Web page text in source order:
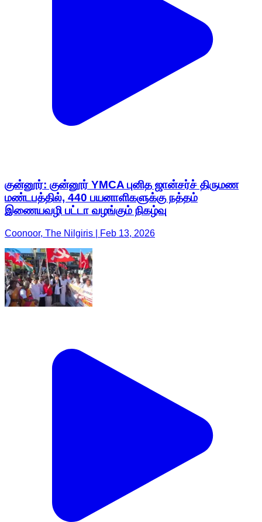
குன்னூர்: குன்னூர் YMCA புனித ஜான்சர்ச் திருமண
மண்டபத்தில், 440 பயனாளிகளுக்கு நத்தம்
இணையவழி பட்டா வழங்கும் நிகழ்வு
Coonoor, The Nilgiris | Feb 13, 2026